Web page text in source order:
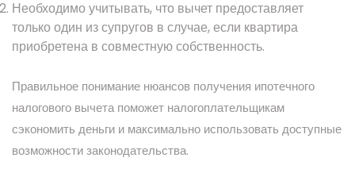
Необходимо учитывать, что вычет предоставляет
только один из супругов в случае, если квартира
приобретена в совместную собственность.
Правильное понимание нюансов получения ипотечного
налогового вычета поможет налогоплательщикам
сэкономить деньги и максимально использовать доступные
возможности законодательства.